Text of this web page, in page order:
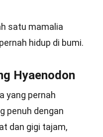
satu mamalia
hidup di bumi.
Hyaenodon
yang pernah
penuh dengan
dan gigi tajam,